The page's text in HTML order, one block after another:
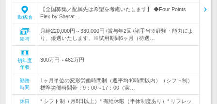
勤務地
【全国募集／配属先は希望を考慮いたします】 ◆Four Points
Flex by Sherat…
給与
月給220,000円～330,000円+賞与年2回+諸手当※経験・能力によ
り、優遇いたします。※試用期間6ヶ月（待遇…
初年度
年収
300万円～462万円
勤務
時間
1ヶ月単位の変形労働時間制（週平均40時間以内）（シフト制）
標準労働時間帯：9：00～17：00（実…
休日
* シフト制（月8日以上）* 有給休暇（半休制度あり）* リフレッ